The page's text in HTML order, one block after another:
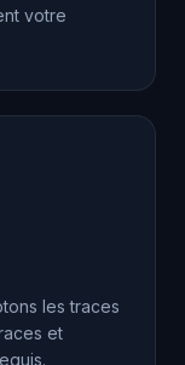
votre
les traces
et